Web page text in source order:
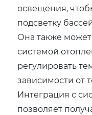
освещения,
подсветку
Она также
системой
регулировать
зависимости от
Интеграция с
позволяет